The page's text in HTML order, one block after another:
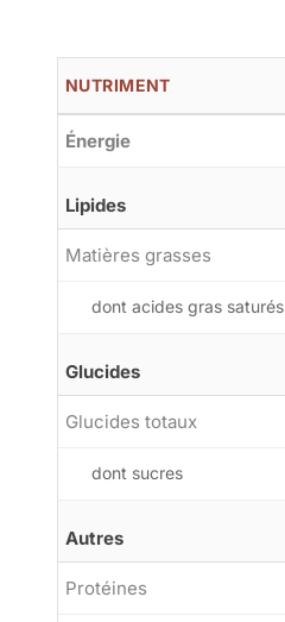
NUTRIMENT
Énergie
Lipides
Matières grasses
dont acides gras saturés
Glucides
Glucides totaux
dont sucres
Autres
Protéines